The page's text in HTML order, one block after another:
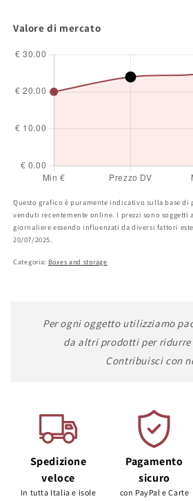
Valore di mercato
Questo grafico è puramente indicativo sulla base
venduti recentemente online. I prezzi sono soggetti
giornaliere essendo influenzati da diversi fattori
20/07/2025.
Categoria: Boxes and storage
Per ogni oggetto utilizziamo
da altri prodotti per ridurre
Contribuisci con
Spedizione
veloce
In tutta Italia e isole
Pagamento
sicuro
con PayPal e Carte